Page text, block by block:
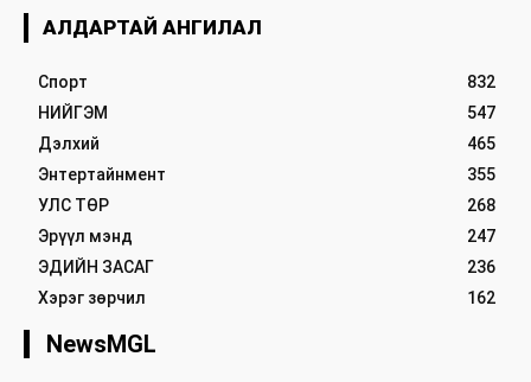
АЛДАРТАЙ АНГИЛАЛ
Спорт
832
НИЙГЭМ
547
Дэлхий
465
Энтертайнмент
355
УЛС ТӨР
268
Эрүүл мэнд
247
ЭДИЙН ЗАСАГ
236
Хэрэг зөрчил
162
NewsMGL